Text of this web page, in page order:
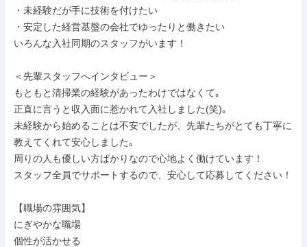
・未経験だが手に技術を付けたい
・安定した経営基盤の会社でゆったりと働きたい
いろんな入社同期のスタッフがいます！
＜先輩スタッフへインタビュー＞
もともと清掃業の経験があったわけではなくて｡
正直に言うと収入面に惹かれて入社しました(笑)｡
未経験から始めることは不安でしたが、先輩たちがとても丁寧に
教えてくれて安心しました｡
周りの人も優しい方ばかりなので心地よく働けています！
スタッフ全員でサポートするので、安心して応募してください！
【職場の雰囲気】
にぎやかな職場
個性が活かせる